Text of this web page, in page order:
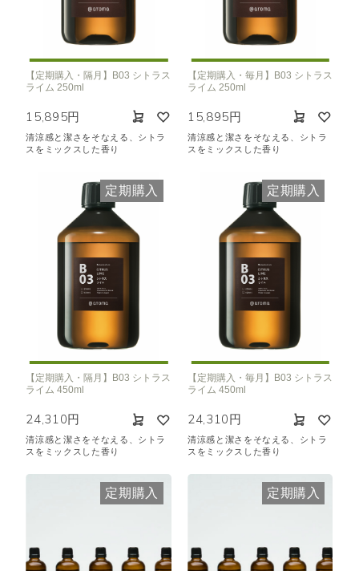
【定期購入・隔月】B03 シトラス
ライム 250ml
15,895円
清涼感と潔さをそなえる、シトラ
スをミックスした香り
【定期購入・毎月】B03 シトラス
ライム 250ml
15,895円
清涼感と潔さをそなえる、シトラ
スをミックスした香り
定期購入
【定期購入・隔月】B03 シトラス
ライム 450ml
24,310円
清涼感と潔さをそなえる、シトラ
スをミックスした香り
定期購入
【定期購入・毎月】B03 シトラス
ライム 450ml
24,310円
清涼感と潔さをそなえる、シトラ
スをミックスした香り
定期購入 定期購入